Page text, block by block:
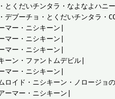
とくだいチンタラ・なよなよハニ
デブーチョ・とくだいチンタラ
マー・ニシキーン|
マー・ニシキーン|
マー・ニシキーン|
ーン・ファントムデビル|
マー・ニシキーン|
イド・ニシキーン・ノロージョ
ーマー・ニシキーン|